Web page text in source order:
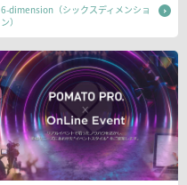
6-dimension（シックスディメンショ
ン）